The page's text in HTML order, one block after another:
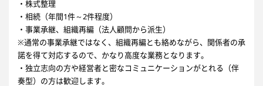
・株式整理
・相続（年間1件～2件程度）
・事業承継、組織再編（法人顧問から派生）
※通常の事業承継ではなく、組織再編とも絡めながら、関係者の承
諾を得て対応するので、かなり高度な業務となります。
・独立志向の方や経営者と密なコミュニケーションがとれる（伴
奏型）の方は歓迎します。